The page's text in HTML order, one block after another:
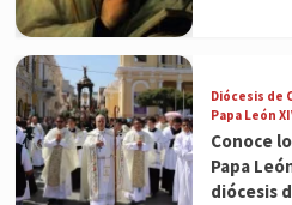
Diócesis de
Papa León
Conoce
Papa
diócesis